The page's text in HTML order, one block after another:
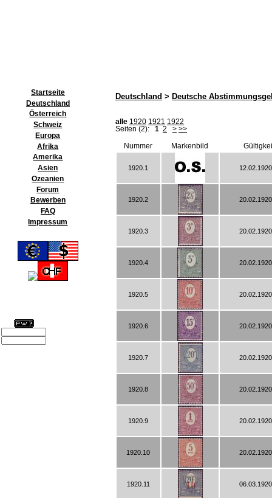
Startseite
Deutschland
Österreich
Schweiz
Europa
Afrika
Amerika
Asien
Ozeanien
Forum
Bewerben
FAQ
Impressum
Deutschland > Deutsche
alle 1920 1921
1922
Seiten (2): 1 2 > >>
Nummer Markenbild
1920.1
1920.2
1920.3
1920.4
1920.5
1920.6
1920.7
1920.8
1920.9
1920.10
1920.11